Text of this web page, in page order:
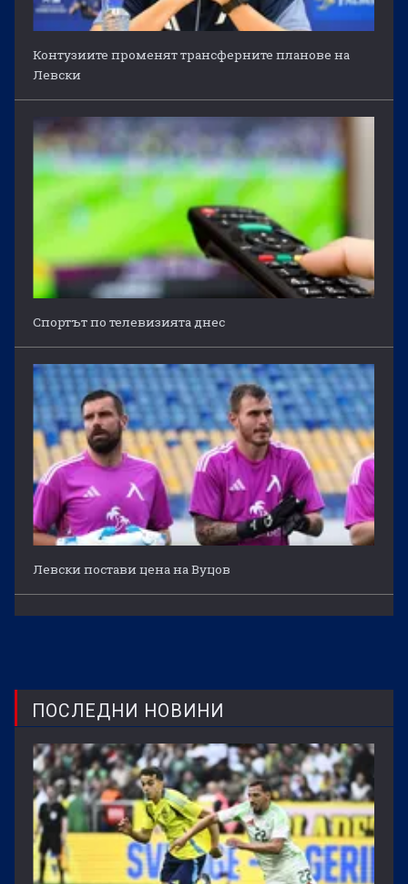
Контузиите променят трансферните планове на
Левски
Спортът по телевизията днес
Левски постави цена на Вуцов
ПОСЛЕДНИ НОВИНИ